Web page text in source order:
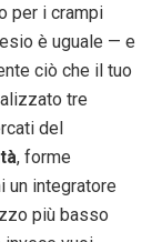
per i crampi
è uguale — e
ciò che il tuo
tre
del
, forme
un integratore
più basso